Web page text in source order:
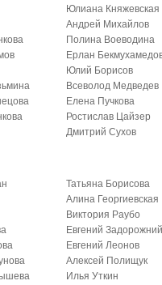
Юлиана Княжевская
Андрей Михайлов
Полина Воеводина
Ерлан
Юлий Борисов
Всеволод Медведев
Елена Пучкова
Ростислав Цайзер
Дмитрий Сухов
Татьяна Борисова
Алина Георгиевская
Виктория Раубо
Евгений
Евгений Леонов
Алексей Полищук
Илья Уткин